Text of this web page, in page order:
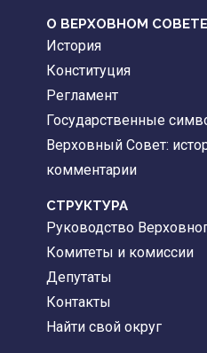
О ВЕРХОВНОМ СОВЕТЕ
История
Конституция
Регламент
Государственные
Верховный Совет:
комментарии
CТРУКТУРА
Руководство
Комитеты и комиссии
Депутаты
Контакты
Найти свой округ